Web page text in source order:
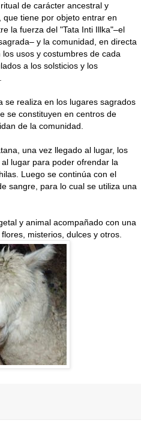
de carácter ancestral y
que tiene por objeto entrar en
la fuerza del "Tata Inti Illka"–el
y la comunidad, en directa
los usos y costumbres de cada
a los solsticios y los
se realiza en los lugares sagrados
se constituyen en centros de
de la comunidad.
una vez llegado al lugar, los
lugar para poder ofrendar la
Luego se continúa con el
sangre, para lo cual se utiliza una
y animal acompañado con una
misterios, dulces y otros.